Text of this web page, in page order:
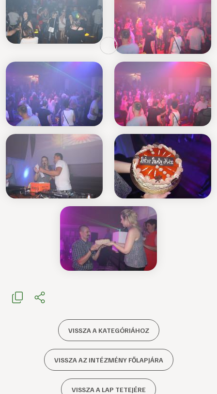
VISSZA A KATEGÓRIÁHOZ
VISSZA AZ INTÉZMÉNY FŐLAPJÁRA
VISSZA A LAP TETEJÉRE